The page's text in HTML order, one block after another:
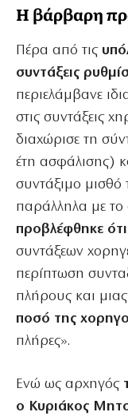
Η βάρβαρη
Πέρα από τις
συντάξεις
περιελάμβανε
στις συντάξεις
διαχώρισε τη
έτη ασφάλισης)
συντάξιμο
παράλληλα με
προβλέφθηκε ότι
συντάξεων
περίπτωση
πλήρους και
ποσό της
πλήρες».
Ενώ ως αρχηγός
ο Κυριάκος